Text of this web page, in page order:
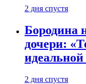
2 дня спустя
Бородина
дочери:
2 дня спустя